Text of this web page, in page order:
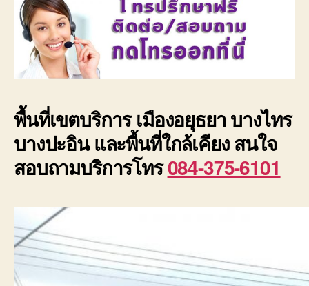
พื้นที่เขตบริการ เมืองอยุธยา บางไทร
บางปะอิน และพื้นที่ใกล้เคียง สนใจ
สอบถามบริการโทร084-375-6101